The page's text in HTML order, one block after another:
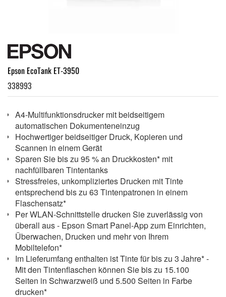
Epson EcoTank ET-3950
338993
A4-Multifunktionsdrucker mit beidseitigem
automatischen Dokumenteneinzug
Hochwertiger beidseitiger Druck, Kopieren und
Scannen in einem Gerät
Sparen Sie bis zu 95 % an Druckkosten* mit
nachfüllbaren Tintentanks
Stressfreies, unkompliziertes Drucken mit Tinte
entsprechend bis zu 63 Tintenpatronen in einem
Flaschensatz*
Per WLAN-Schnittstelle drucken Sie zuverlässig von
überall aus - Epson Smart Panel-App zum Einrichten,
Überwachen, Drucken und mehr von Ihrem
Mobiltelefon*
Im Lieferumfang enthalten ist Tinte für bis zu 3 Jahre* -
Mit den Tintenflaschen können Sie bis zu 15.100
Seiten in Schwarzweiß und 5.500 Seiten in Farbe
drucken*